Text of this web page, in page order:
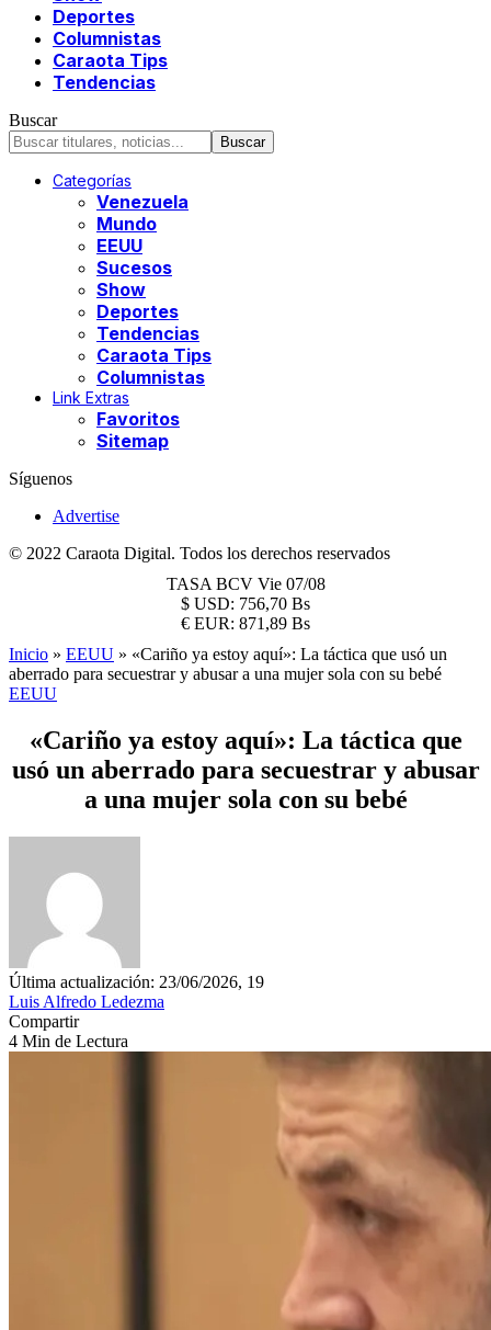
Deportes
Columnistas
Caraota Tips
Tendencias
Buscar
Categorías
Venezuela
Mundo
EEUU
Sucesos
Show
Deportes
Tendencias
Caraota Tips
Columnistas
Link Extras
Favoritos
Sitemap
Síguenos
Advertise
© 2022 Caraota Digital. Todos los derechos reservados
TASA BCV Vie 07/08
$ USD: 756,70 Bs
€ EUR: 871,89 Bs
Inicio » EEUU » «Cariño ya estoy aquí»: La táctica que usó un
aberrado para secuestrar y abusar a una mujer sola con su bebé
EEUU
«Cariño ya estoy aquí»: La táctica que
usó un aberrado para secuestrar y abusar
a una mujer sola con su bebé
Última actualización: 23/06/2026, 19
Luis Alfredo Ledezma
Compartir
4 Min de Lectura